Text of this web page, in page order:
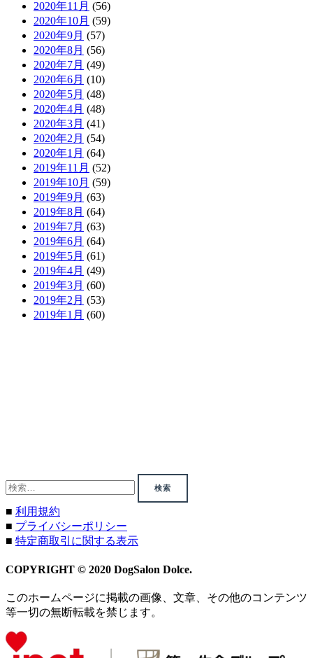
2020年11月 (56)
2020年10月 (59)
2020年9月 (57)
2020年8月 (56)
2020年7月 (49)
2020年6月 (10)
2020年5月 (48)
2020年4月 (48)
2020年3月 (41)
2020年2月 (54)
2020年1月 (64)
2019年11月 (52)
2019年10月 (59)
2019年9月 (63)
2019年8月 (64)
2019年7月 (63)
2019年6月 (64)
2019年5月 (61)
2019年4月 (49)
2019年3月 (60)
2019年2月 (53)
2019年1月 (60)
検
索:
■ 利用規約
■ プライバシーポリシー
■ 特定商取引に関する表示
COPYRIGHT © 2020 DogSalon Dolce.
このホームページに掲載の画像、文章、その他のコンテンツ
等一切の無断転載を禁じます。